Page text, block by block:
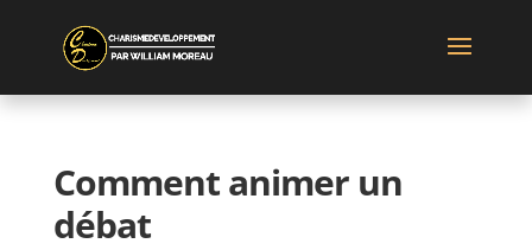
Comment animer un
débat